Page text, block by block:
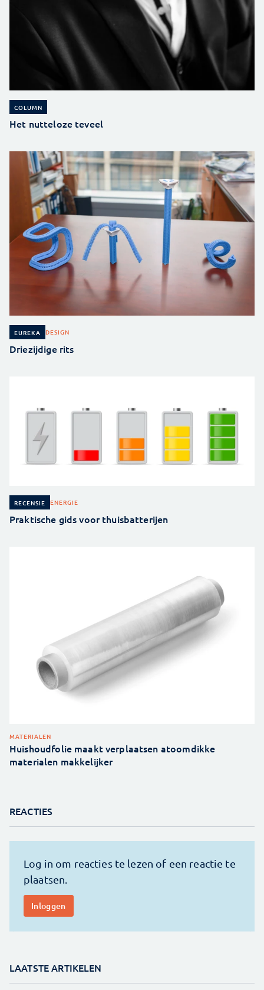
COLUMN
Het nutteloze teveel
EUREKA DESIGN
Driezijdige rits
RECENSIE ENERGIE
Praktische gids voor thuisbatterijen
MATERIALEN
Huishoudfolie maakt verplaatsen atoomdikke
materialen makkelijker
REACTIES
LAATSTE ARTIKELEN